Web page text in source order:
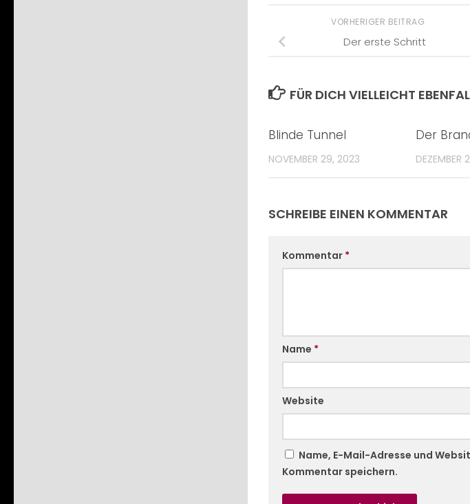
VORHERIGER BEITRAG
Der erste Schritt
FÜR DICH VIELLEICHT
Blinde Tunnel
NOVEMBER 29, 2023
Der
DEZEMBER
SCHREIBE EINEN KOMMENTAR
Kommentar *
Name *
Website
Name, E-Mail-Adresse und
Kommentar speichern.